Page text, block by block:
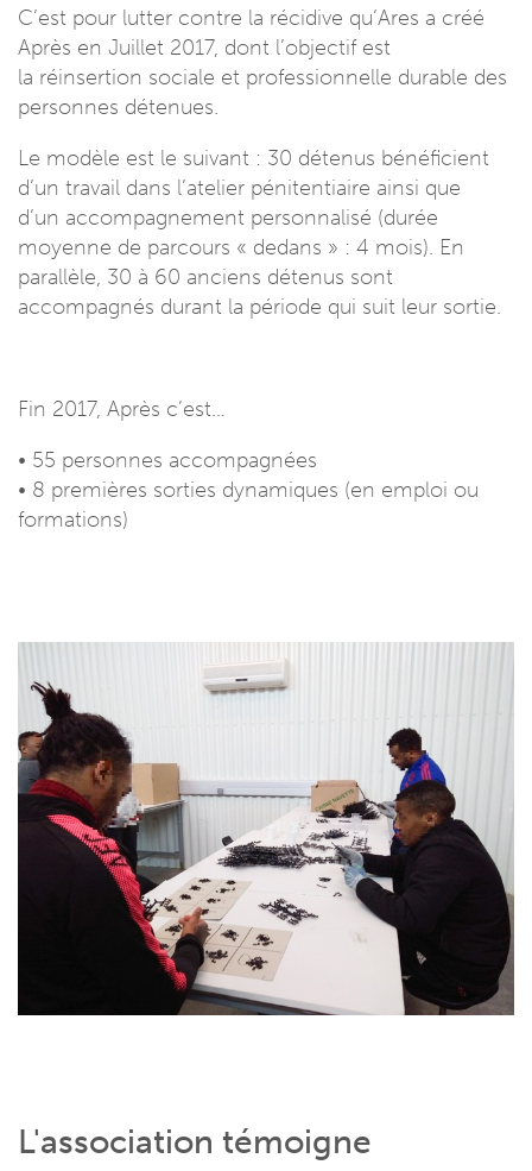
C’est pour lutter contre la récidive qu’Ares a créé
Après en Juillet 2017, dont l’objectif est
la réinsertion sociale et professionnelle durable des
personnes détenues.
Le modèle est le suivant : 30 détenus bénéficient
d’un travail dans l’atelier pénitentiaire ainsi que
d’un accompagnement personnalisé (durée
moyenne de parcours « dedans » : 4 mois). En
parallèle, 30 à 60 anciens détenus sont
accompagnés durant la période qui suit leur sortie.
Fin 2017, Après c’est…
• 55 personnes accompagnées
• 8 premières sorties dynamiques (en emploi ou
formations)
L'association témoigne